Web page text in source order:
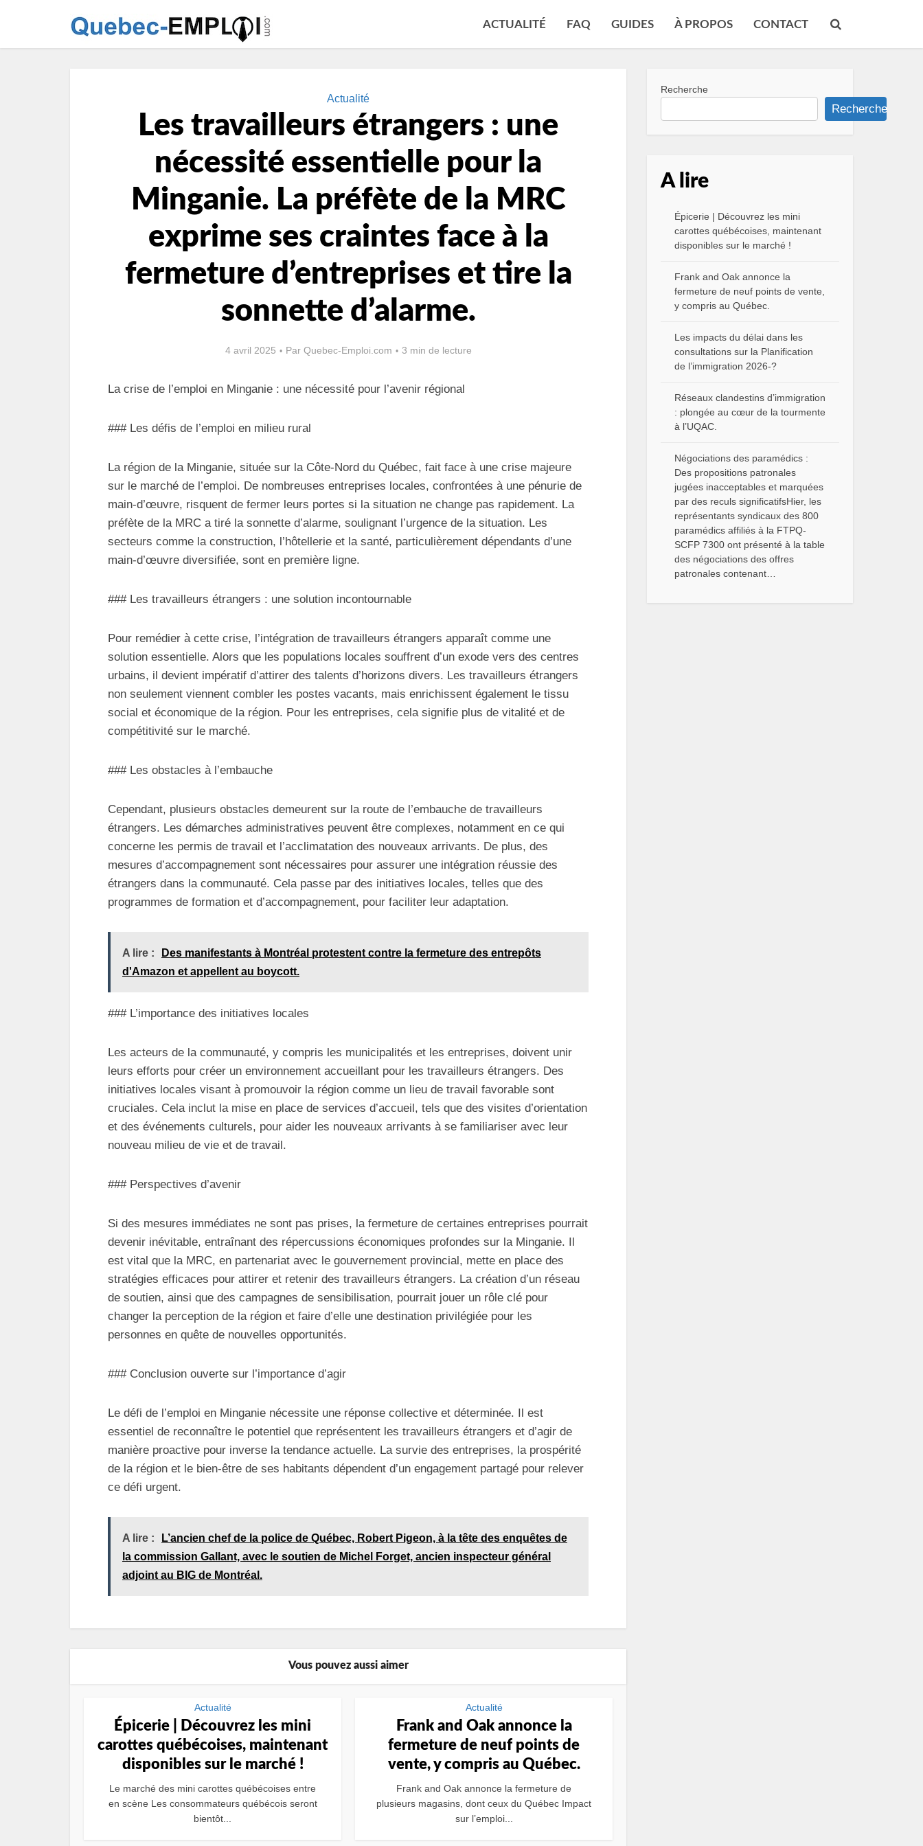
ACTUALITÉ FAQ GUIDES À PROPOS CONTACT
Actualité
Les travailleurs étrangers : une
nécessité essentielle pour la
Minganie. La préfète de la MRC
exprime ses craintes face à la
fermeture d’entreprises et tire la
sonnette d’alarme.
4 avril 2025 Par Quebec-Emploi.com 3 min de lecture
La crise de l’emploi en Minganie : une nécessité pour l’avenir régional
### Les défis de l’emploi en milieu rural
La région de la Minganie, située sur la Côte-Nord du Québec, fait face à une crise majeure
sur le marché de l’emploi. De nombreuses entreprises locales, confrontées à une pénurie de
main-d’œuvre, risquent de fermer leurs portes si la situation ne change pas rapidement. La
préfète de la MRC a tiré la sonnette d’alarme, soulignant l’urgence de la situation. Les
secteurs comme la construction, l’hôtellerie et la santé, particulièrement dépendants d’une
main-d’œuvre diversifiée, sont en première ligne.
### Les travailleurs étrangers : une solution incontournable
Pour remédier à cette crise, l’intégration de travailleurs étrangers apparaît comme une
solution essentielle. Alors que les populations locales souffrent d’un exode vers des centres
urbains, il devient impératif d’attirer des talents d’horizons divers. Les travailleurs étrangers
non seulement viennent combler les postes vacants, mais enrichissent également le tissu
social et économique de la région. Pour les entreprises, cela signifie plus de vitalité et de
compétitivité sur le marché.
### Les obstacles à l’embauche
Cependant, plusieurs obstacles demeurent sur la route de l’embauche de travailleurs
étrangers. Les démarches administratives peuvent être complexes, notamment en ce qui
concerne les permis de travail et l’acclimatation des nouveaux arrivants. De plus, des
mesures d’accompagnement sont nécessaires pour assurer une intégration réussie des
étrangers dans la communauté. Cela passe par des initiatives locales, telles que des
programmes de formation et d’accompagnement, pour faciliter leur adaptation.
A lire :
Des manifestants à Montréal protestent contre la fermeture des entrepôts
d'Amazon et appellent au boycott.
### L’importance des initiatives locales
Les acteurs de la communauté, y compris les municipalités et les entreprises, doivent unir
leurs efforts pour créer un environnement accueillant pour les travailleurs étrangers. Des
initiatives locales visant à promouvoir la région comme un lieu de travail favorable sont
cruciales. Cela inclut la mise en place de services d’accueil, tels que des visites d’orientation
et des événements culturels, pour aider les nouveaux arrivants à se familiariser avec leur
nouveau milieu de vie et de travail.
### Perspectives d’avenir
Si des mesures immédiates ne sont pas prises, la fermeture de certaines entreprises pourrait
devenir inévitable, entraînant des répercussions économiques profondes sur la Minganie. Il
est vital que la MRC, en partenariat avec le gouvernement provincial, mette en place des
stratégies efficaces pour attirer et retenir des travailleurs étrangers. La création d’un réseau
de soutien, ainsi que des campagnes de sensibilisation, pourrait jouer un rôle clé pour
changer la perception de la région et faire d’elle une destination privilégiée pour les
personnes en quête de nouvelles opportunités.
### Conclusion ouverte sur l’importance d’agir
Le défi de l’emploi en Minganie nécessite une réponse collective et déterminée. Il est
essentiel de reconnaître le potentiel que représentent les travailleurs étrangers et d’agir de
manière proactive pour inverse la tendance actuelle. La survie des entreprises, la prospérité
de la région et le bien-être de ses habitants dépendent d’un engagement partagé pour relever
ce défi urgent.
A lire :
L’ancien chef de la police de Québec, Robert Pigeon, à la tête des enquêtes de
la commission Gallant, avec le soutien de Michel Forget, ancien inspecteur général
adjoint au BIG de Montréal.
Vous pouvez aussi aimer
Actualité
Épicerie | Découvrez les mini
carottes québécoises, maintenant
disponibles sur le marché !
Le marché des mini carottes québécoises entre
en scène Les consommateurs québécois seront
bientôt...
Actualité
Frank and Oak annonce la
fermeture de neuf points de
vente, y compris au Québec.
Frank and Oak annonce la fermeture de
plusieurs magasins, dont ceux du Québec Impact
sur l’emploi...
Recherche
Recherche
A lire
Épicerie | Découvrez les mini
carottes québécoises, maintenant
disponibles sur le marché !
Frank and Oak annonce la
fermeture de neuf points de vente,
y compris au Québec.
Les impacts du délai dans les
consultations sur la Planification
de l’immigration 2026-?
Réseaux clandestins d’immigration
: plongée au cœur de la tourmente
à l’UQAC.
Négociations des paramédics :
Des propositions patronales
jugées inacceptables et marquées
par des reculs significatifsHier, les
représentants syndicaux des 800
paramédics affiliés à la FTPQ-
SCFP 7300 ont présenté à la table
des négociations des offres
patronales contenant…